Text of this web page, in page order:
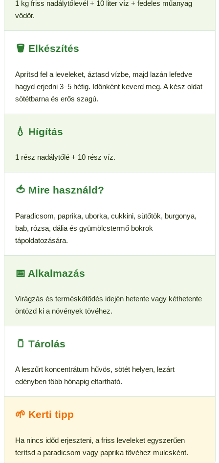
1 kg friss nadálytőlevél + 10 liter víz + fedeles műanyag
vödör.
🪣 Elkészítés
Aprítsd fel a leveleket, áztasd vízbe, majd lazán lefedve
hagyd erjedni 3–5 hétig. Időnként keverd meg. A kész oldat
sötétbarna és erős szagú.
💧 Hígítás
1 rész nadálytőlé + 10 rész víz.
🍅 Mire használd?
Paradicsom, paprika, uborka, cukkini, sütőtök, burgonya,
bab, rózsa, dália és gyümölcstermő bokrok
tápoldatozására.
📅 Alkalmazás
Virágzás és terméskötődés idején hetente vagy kéthetente
öntözd ki a növények tövéhez.
🫙 Tárolás
A leszűrt koncentrátum hűvös, sötét helyen, lezárt
edényben több hónapig eltartható.
🌱 Kerti tipp
Ha nincs időd erjeszteni, a friss leveleket egyszerűen
terítsd a paradicsom vagy paprika tövéhez mulcsként.